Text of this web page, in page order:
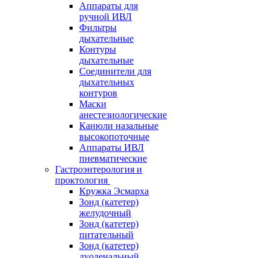
Аппараты для
ручной ИВЛ
Фильтры
дыхательные
Контуры
дыхательные
Соединители для
дыхательных
контуров
Маски
анестезиологические
Канюли назальные
высокопоточные
Аппараты ИВЛ
пневматические
Гастроэнтерология и
проктология
Кружка Эсмарха
Зонд (катетер)
желудочный
Зонд (катетер)
питательный
Зонд (катетер)